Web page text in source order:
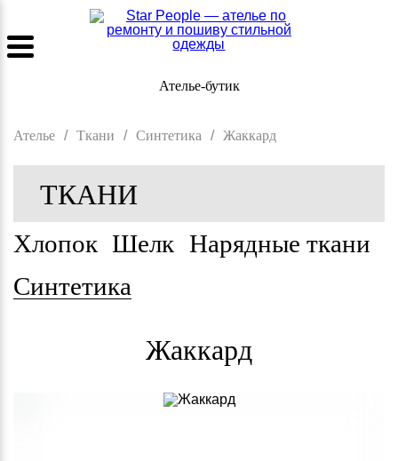
Ателье-бутик
Ателье / Ткани / Синтетика / Жаккард
ТКАНИ
Хлопок Шелк Нарядные ткани
Синтетика
Жаккард